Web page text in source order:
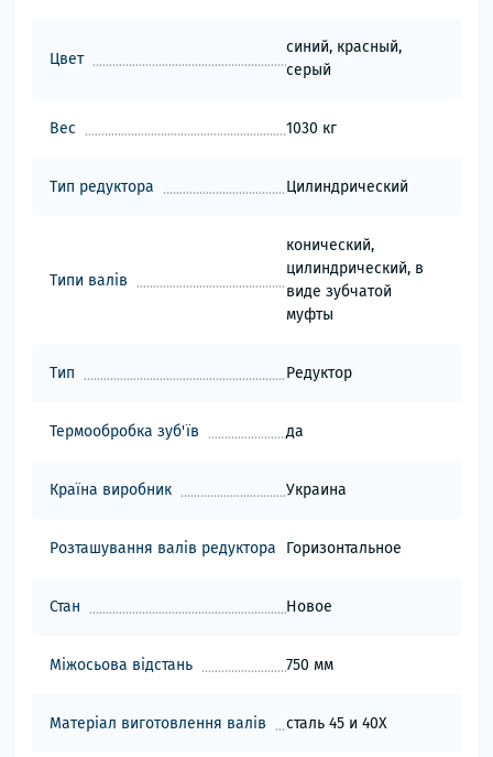
Цвет
синий, красный,
серый
Вес 1030 кг
Тип редуктора Цилиндрический
Типи валів
конический,
цилиндрический, в
виде зубчатой
муфты
Тип Редуктор
Термообробка зуб'їв да
Країна виробник Украина
Розташування валів редуктора Горизонтальное
Стан Новое
Міжосьова відстань 750 мм
Матеріал виготовлення валів сталь 45 и 40Х